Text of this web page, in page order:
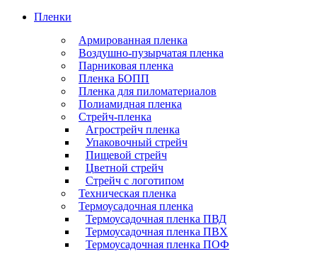
Пленки
Армированная пленка
Воздушно-пузырчатая пленка
Парниковая пленка
Пленка БОПП
Пленка для пиломатериалов
Полиамидная пленка
Стрейч-пленка
Агрострейч пленка
Упаковочный стрейч
Пищевой стрейч
Цветной стрейч
Стрейч с логотипом
Техническая пленка
Термоусадочная пленка
Термоусадочная пленка ПВД
Термоусадочная пленка ПВХ
Термоусадочная пленка ПОФ